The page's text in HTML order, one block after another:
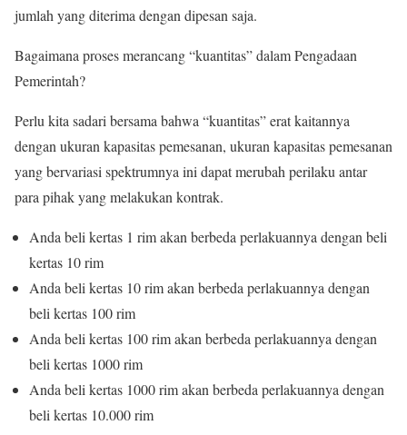
jumlah yang diterima dengan dipesan saja.
Bagaimana proses merancang “kuantitas” dalam Pengadaan
Pemerintah?
Perlu kita sadari bersama bahwa “kuantitas” erat kaitannya
dengan ukuran kapasitas pemesanan, ukuran kapasitas pemesanan
yang bervariasi spektrumnya ini dapat merubah perilaku antar
para pihak yang melakukan kontrak.
Anda beli kertas 1 rim akan berbeda perlakuannya dengan beli
kertas 10 rim
Anda beli kertas 10 rim akan berbeda perlakuannya dengan
beli kertas 100 rim
Anda beli kertas 100 rim akan berbeda perlakuannya dengan
beli kertas 1000 rim
Anda beli kertas 1000 rim akan berbeda perlakuannya dengan
beli kertas 10.000 rim